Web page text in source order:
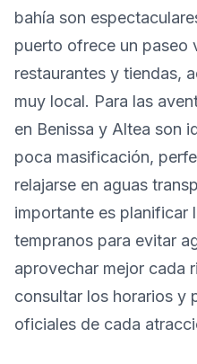
bahía son
puerto ofrece un paseo
restaurantes y tiendas,
muy local. Para las
en Benissa y Altea son
poca masificación,
relajarse en aguas
importante es planificar
tempranos para evitar
aprovechar mejor cada
consultar los horarios y
oficiales de cada